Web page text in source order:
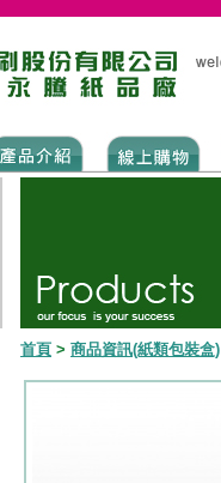
首頁 > 商品資訊(紙類包裝盒)